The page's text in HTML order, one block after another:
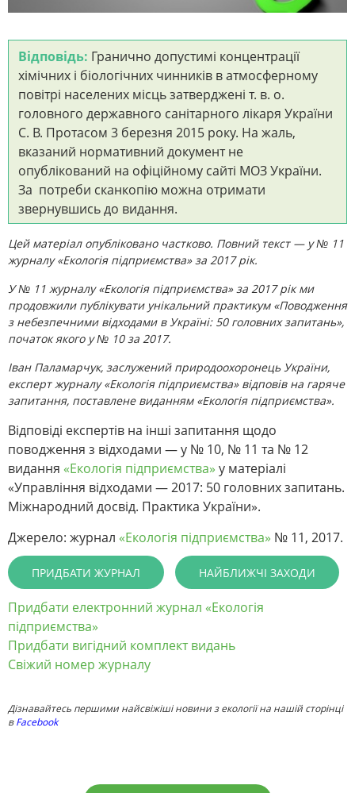
Відповідь: Гранично допустимі концентрації
хімічних і біологічних чинників в атмосферному
повітрі населених місць затверджені т. в. о.
головного державного санітарного лікаря України
С. В. Протасом 3 березня 2015 року. На жаль,
вказаний нормативний документ не
опублікований на офіційному сайті МОЗ України.
За потреби сканкопію можна отримати
звернувшись до видання.
Цей матеріал опубліковано частково. Повний текст — у № 11
журналу «Екологія підприємства» за 2017 рік.
У № 11 журналу «Екологія підприємства» за 2017 рік ми
продовжили публікувати унікальний практикум «Поводження
з небезпечними відходами в Україні: 50 головних запитань»,
початок якого у № 10 за 2017.
Іван Паламарчук, заслужений природоохоронець України,
експерт журналу «Екологія підприємства» відповівна гаряче
запитання, поставлене виданням «Екологія підприємства».
Відповіді експертів на інші запитання щодо
поводження з відходами — у № 10, № 11 та № 12
видання «Екологія підприємства» у матеріалі
«Управління відходами — 2017: 50 головних запитань.
Міжнародний досвід. Практика України».
Джерело: журнал «Екологія підприємства» № 11, 2017.
ПРИДБАТИ ЖУРНАЛ НАЙБЛИЖЧІ ЗАХОДИ
Придбати електронний журнал «Екологія
підприємства»
Придбати вигідний комплект видань
Свіжий номер журналу
Дізнавайтесь першими найсвіжіші новини з екології на нашій сторінці
вFacebook